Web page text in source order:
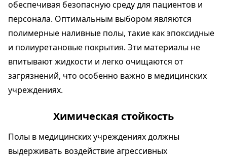
обеспечивая безопасную среду для пациентов и
персонала. Оптимальным выбором являются
полимерные наливные полы, такие как эпоксидные
и полиуретановые покрытия. Эти материалы не
впитывают жидкости и легко очищаются от
загрязнений, что особенно важно в медицинских
учреждениях.
Химическая стойкость
Полы в медицинских учреждениях должны
выдерживать воздействие агрессивных